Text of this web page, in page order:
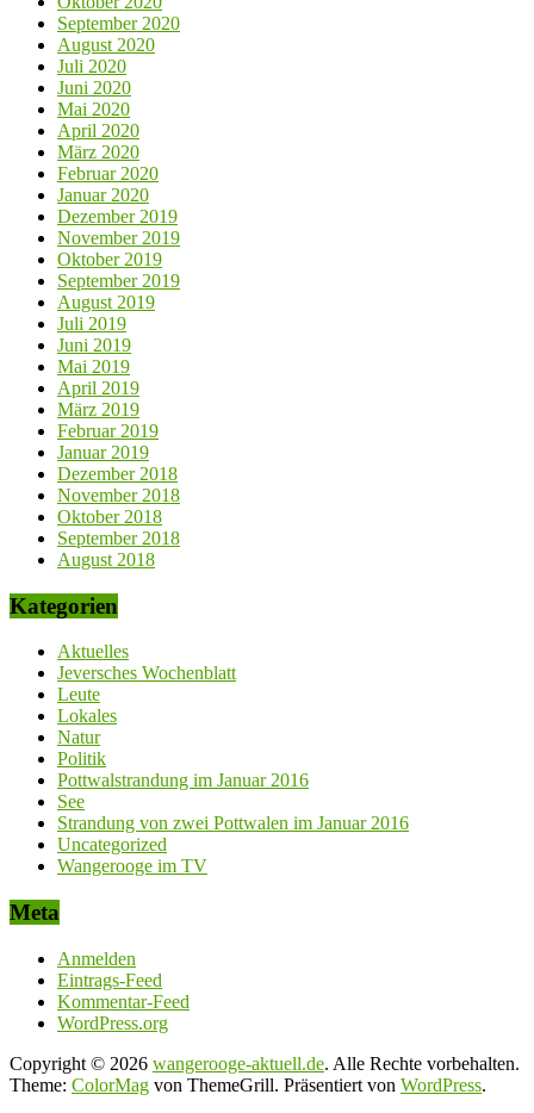
September 2020
August 2020
Juli 2020
Juni 2020
Mai 2020
April 2020
März 2020
Februar 2020
Januar 2020
Dezember 2019
November 2019
Oktober 2019
September 2019
August 2019
Juli 2019
Juni 2019
Mai 2019
April 2019
März 2019
Februar 2019
Januar 2019
Dezember 2018
November 2018
Oktober 2018
September 2018
August 2018
Kategorien
Aktuelles
Jeversches Wochenblatt
Leute
Lokales
Natur
Politik
Pottwalstrandung im Januar 2016
See
Strandung von zwei Pottwalen im Januar 2016
Uncategorized
Wangerooge im TV
Meta
Anmelden
Eintrags-Feed
Kommentar-Feed
WordPress.org
Copyright © 2026 wangerooge-aktuell.de. Alle Rechte vorbehalten.
Theme: ColorMag von ThemeGrill. Präsentiert von WordPress.